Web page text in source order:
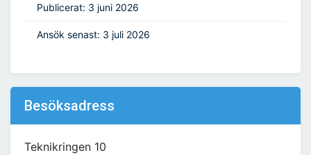
Publicerat: 3 juni 2026
Ansök senast: 3 juli 2026
Besöksadress
Teknikringen 10